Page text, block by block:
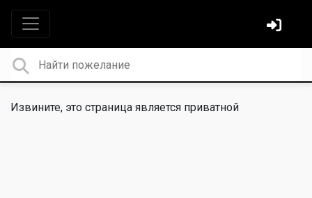
Извините, это страница является приватной